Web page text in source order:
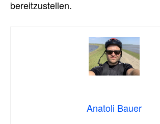
bereitzustellen.
Anatoli Bauer